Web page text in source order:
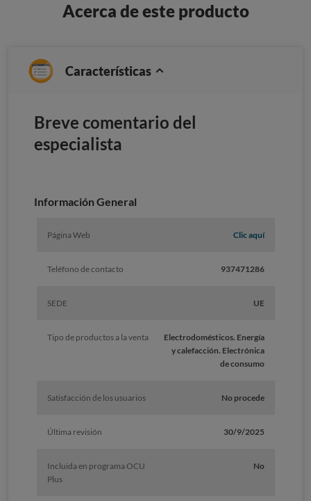
Acerca de este producto
Características
Breve comentario del
especialista
Información General
Página Web Clic aquí
Teléfono de contacto 937471286
SEDE UE
Tipo de productos a la venta
Electrodomésticos. Energía
y calefacción. Electrónica
de consumo
Satisfacción de los usuarios No procede
Última revisión 30/9/2025
Incluida en programa OCU
Plus
No